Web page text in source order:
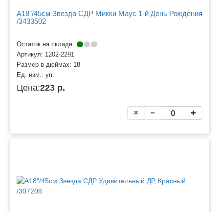
A18"/45см Звезда СДР Микки Маус 1-й День Рождения
/3433502
Остаток на складе:
Артикул: 1202-2291
Размер в дюймах: 18
Ед. изм.: уп.
Цена:223 р.